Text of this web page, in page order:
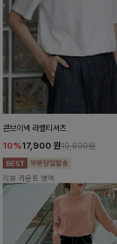
콘브이넥 라벨티셔츠
10%17,900 원19,800원
리뷰 카운트 영역